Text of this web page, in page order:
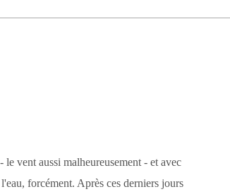
le vent aussi malheureusement - et avec
forcément. Après ces derniers jours